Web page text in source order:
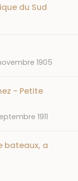
du Sud
1905
- Petite
1911
bateaux, a